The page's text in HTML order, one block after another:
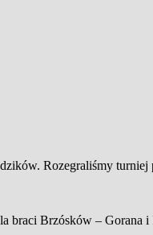
Rozegraliśmy turniej
braci Brzósków –